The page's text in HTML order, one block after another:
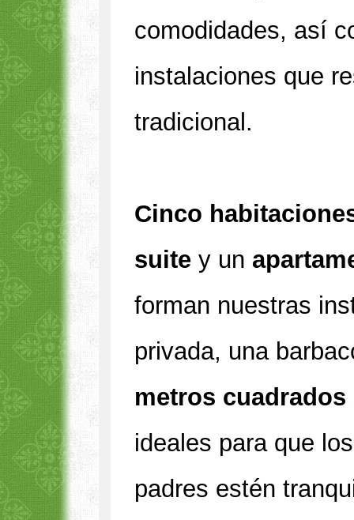
comodidades, así
instalaciones que
tradicional.
Cinco
suite y un
forman nuestras
privada, una
metros
ideales para que
padres estén